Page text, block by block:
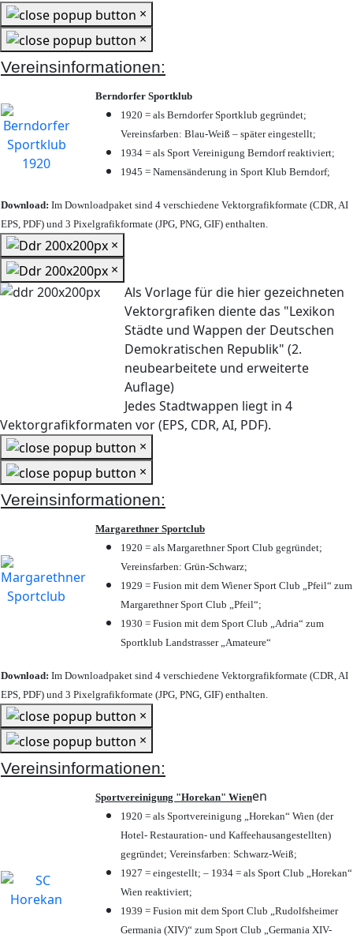
×
×
Vereinsinformationen:
Berndorfer Sportklub
1920 = als Berndorfer Sportklub gegründet;
Vereinsfarben: Blau-Weiß – später eingestellt;
1934 = als Sport Vereinigung Berndorf reaktiviert;
1945 = Namensänderung in Sport Klub Berndorf;
Download: Im Downloadpaket sind 4 verschiedene Vektorgrafikformate (CDR, AI
EPS, PDF) und 3 Pixelgrafikformate (JPG, PNG, GIF) enthalten.
×
×
Als Vorlage für die hier gezeichneten
Vektorgrafiken diente das "Lexikon
Städte und Wappen der Deutschen
Demokratischen Republik" (2.
neubearbeitete und erweiterte
Auflage)
Jedes Stadtwappen liegt in 4
Vektorgrafikformaten vor (EPS, CDR, AI, PDF).
×
×
Vereinsinformationen:
Margarethner Sportclub
1920 = als Margarethner Sport Club gegründet;
Vereinsfarben: Grün-Schwarz;
1929 = Fusion mit dem Wiener Sport Club „Pfeil“ zum
Margarethner Sport Club „Pfeil“;
1930 = Fusion mit dem Sport Club „Adria“ zum
Sportklub Landstrasser „Amateure“
Download: Im Downloadpaket sind 4 verschiedene Vektorgrafikformate (CDR, AI
EPS, PDF) und 3 Pixelgrafikformate (JPG, PNG, GIF) enthalten.
×
×
Vereinsinformationen:
Sportvereinigung "Horekan" Wienen
1920 = als Sportvereinigung „Horekan“ Wien (der
Hotel- Restauration- und Kaffeehausangestellten)
gegründet; Vereinsfarben: Schwarz-Weiß;
1927 = eingestellt; – 1934 = als Sport Club „Horekan“
Wien reaktiviert;
1939 = Fusion mit dem Sport Club „Rudolfsheimer
Germania (XIV)“ zum Sport Club „Germania XIV-